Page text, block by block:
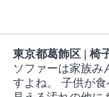
東京都葛飾区 | 椅
ソファーは家族み
すよね。 子供が